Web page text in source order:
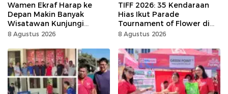
Wamen Ekraf Harap ke
Depan Makin Banyak
Wisatawan Kunjungi
Tomohon
8 Agustus 2026
TIFF 2026: 35 Kendaraan
Hias Ikut Parade
Tournament of Flower di
Tomohon
8 Agustus 2026